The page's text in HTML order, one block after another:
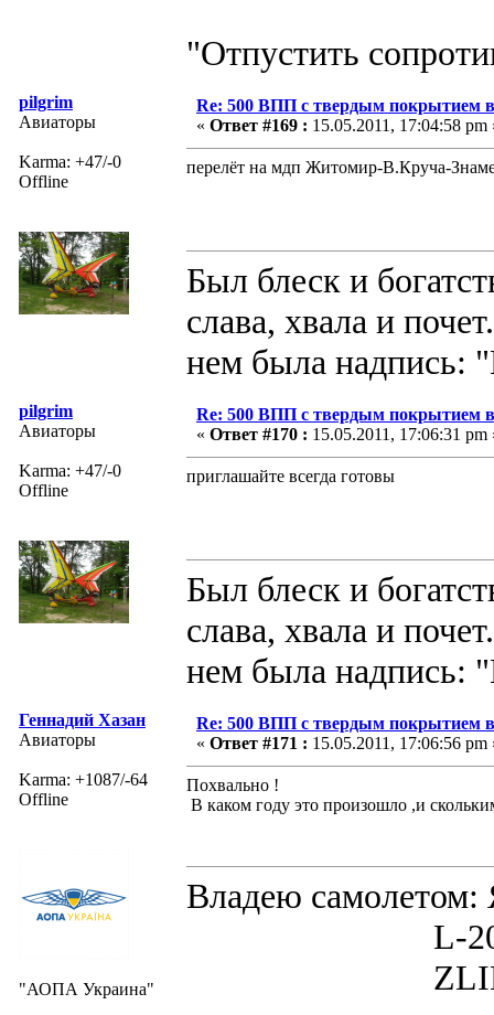
"Отпустить
pilgrim
Авиаторы
Karma: +47/-0
Offline
Re: 500 ВПП с твердым покрытием
« Ответ #169 : 15.05.2011, 17:04:58 pm
перелёт на мдп Житомир-В.Круча-
Был блеск и
слава, хвала и
нем была надпись:
pilgrim
Авиаторы
Karma: +47/-0
Offline
Re: 500 ВПП с твердым покрытием
« Ответ #170 : 15.05.2011, 17:06:31 pm
приглашайте всегда готовы
Был блеск и
слава, хвала и
нем была надпись:
Геннадий Хазан
Авиаторы
Karma: +1087/-64
Offline
"АОПА Украина"
Re: 500 ВПП с твердым покрытием
« Ответ #171 : 15.05.2011, 17:06:56 pm
Похвально !
В каком году это произошло ,и
Владею
L-200D
ZLIN 526